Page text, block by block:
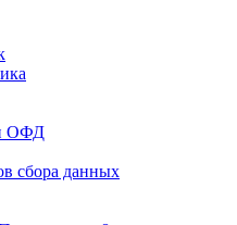
ОФД
сбора данных